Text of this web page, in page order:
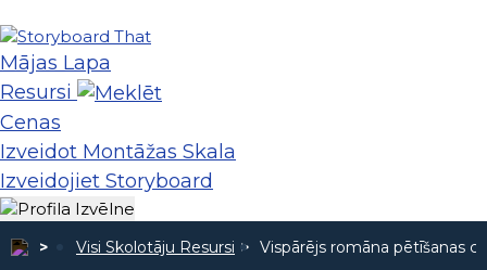
Mājas Lapa
Resursi
Cenas
Izveidot Montāžas Skala
Izveidojiet Storyboard
Visi Skolotāju Resursi Vispārējs romāna pētīšanas